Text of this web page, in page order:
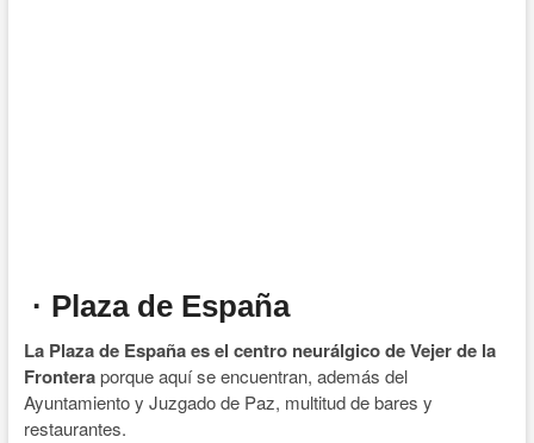
· Plaza de España
La Plaza de España es el centro neurálgico de Vejer de la
Fronteraporque aquí se encuentran, además del
Ayuntamiento y Juzgado de Paz, multitud de bares y
restaurantes.